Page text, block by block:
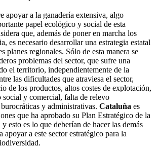
apoyar a la ganadería extensiva, algo
papel ecológico y social de esta
que, además de poner en marcha los
es necesario desarrollar una estrategia estatal
planes regionales. Sólo de esta manera se
problemas del sector, que sufre una
el territorio, independientemente de la
las dificultades que atraviesa el sector,
de los productos, altos costes de explotación,
y comercial, falta de relevo
y administrativas. Cataluña es
que ha aprobado su Plan Estratégico de la
esto es lo que deberían de hacer las demás
apoyar a este sector estratégico para la